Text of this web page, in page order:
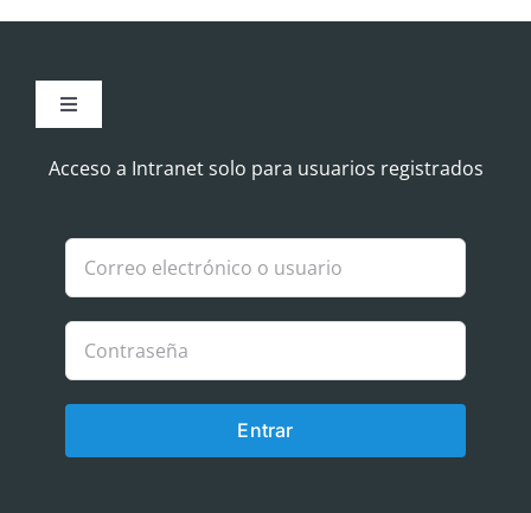
Toggle
Aviso Legal
Política de Cookies
Política de privacidad
Acceso a Intranet solo para usuarios registrados
Entrar